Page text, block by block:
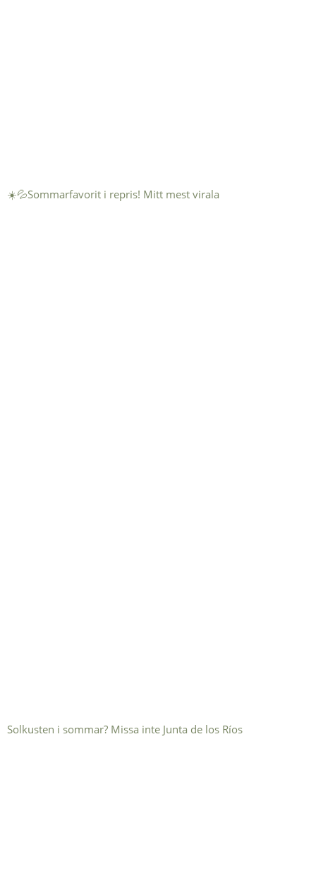
☀️💦Sommarfavorit i repris! Mitt mest virala
Solkusten i sommar? Missa inte Junta de los Ríos